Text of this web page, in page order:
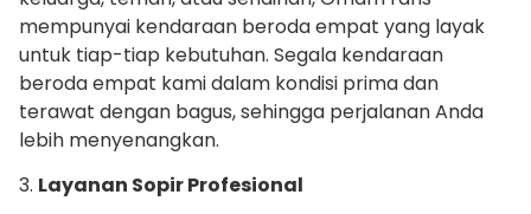
mempunyai kendaraan beroda empat yang layak
untuk tiap-tiap kebutuhan. Segala kendaraan
beroda empat kami dalam kondisi prima dan
terawat dengan bagus, sehingga perjalanan Anda
lebih menyenangkan.
3. Layanan Sopir Profesional